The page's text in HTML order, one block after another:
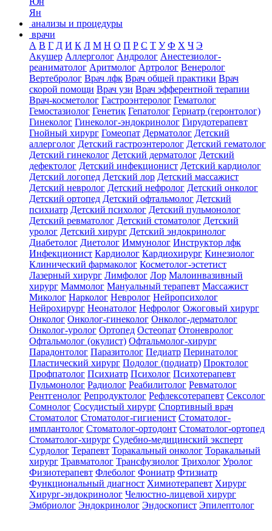
Ян
анализы и процедуры
врачи
А В Г Д И К Л М Н О П Р С Т У Ф Х Ч Э
Акушер Аллерголог Андролог Анестезиолог-
реаниматолог Аритмолог Артролог Венеролог
Вертебролог Врач лфк Врач общей практики Врач
скорой помощи Врач узи Врач эфферентной терапии
Врач-косметолог Гастроэнтеролог Гематолог
Гемостазиолог Генетик Гепатолог Гериатр (геронтолог)
Гинеколог Гинеколог-эндокринолог Гирудотерапевт
Гнойный хирург Гомеопат Дерматолог Детский
аллерголог Детский гастроэнтеролог Детский гематолог
Детский гинеколог Детский дерматолог Детский
дефектолог Детский инфекционист Детский кардиолог
Детский логопед Детский лор Детский массажист
Детский невролог Детский нефролог Детский онколог
Детский ортопед Детский офтальмолог Детский
психиатр Детский психолог Детский пульмонолог
Детский ревматолог Детский стоматолог Детский
уролог Детский хирург Детский эндокринолог
Диабетолог Диетолог Иммунолог Инструктор лфк
Инфекционист Кардиолог Кардиохирург Кинезиолог
Клинический фармаколог Косметолог-эстетист
Лазерный хирург Лимфолог Лор Малоинвазивный
хирург Маммолог Мануальный терапевт Массажист
Миколог Нарколог Невролог Нейропсихолог
Нейрохирург Неонатолог Нефролог Ожоговый хирург
Онколог Онколог-гинеколог Онколог-дерматолог
Онколог-уролог Ортопед Остеопат Отоневролог
Офтальмолог (окулист) Офтальмолог-хирург
Парадонтолог Паразитолог Педиатр Перинатолог
Пластический хирург Подолог (подиатр) Проктолог
Профпатолог Психиатр Психолог Психотерапевт
Пульмонолог Радиолог Реабилитолог Ревматолог
Рентгенолог Репродуктолог Рефлексотерапевт Сексолог
Сомнолог Сосудистый хирург Спортивный врач
Стоматолог Стоматолог-гигиенист Стоматолог-
имплантолог Стоматолог-ортодонт Стоматолог-ортопед
Стоматолог-хирург Судебно-медицинский эксперт
Сурдолог Терапевт Торакальный онколог Торакальный
хирург Травматолог Трансфузиолог Трихолог Уролог
Физиотерапевт Флеболог Фониатр Фтизиатр
Функциональный диагност Химиотерапевт Хирург
Хирург-эндокринолог Челюстно-лицевой хирург
Эмбриолог Эндокринолог Эндоскопист Эпилептолог